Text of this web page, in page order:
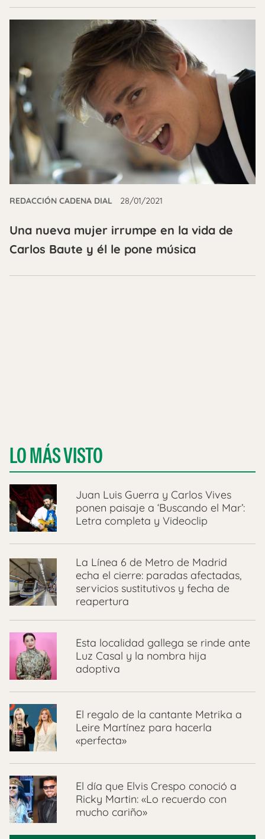
REDACCIÓN CADENA DIAL 28/01/2021
Una nueva mujer irrumpe en la vida de
Carlos Baute y él le pone música
LO MÁS VISTO
Juan Luis Guerra y Carlos Vives
ponen paisaje a ‘Buscando el Mar’:
Letra completa y Videoclip
La Línea 6 de Metro de Madrid
echa el cierre: paradas afectadas,
servicios sustitutivos y fecha de
reapertura
Esta localidad gallega se rinde ante
Luz Casal y la nombra hija
adoptiva
El regalo de la cantante Metrika a
Leire Martínez para hacerla
«perfecta»
El día que Elvis Crespo conoció a
Ricky Martin: «Lo recuerdo con
mucho cariño»